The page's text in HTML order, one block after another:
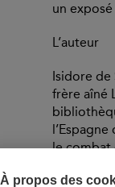
À propos des
un
L’auteur
Isidore
frère aîné
le combat
ouvrage